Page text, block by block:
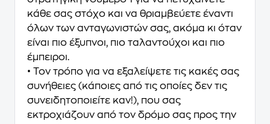
κάθε σας στόχο και να θριαμβεύετε έναντι
όλων των ανταγωνιστών σας, ακόμα κι όταν
είναι πιο έξυπνοι, πιο ταλαντούχοι και πιο
έμπειροι.
• Τον τρόπο για να εξαλείψετε τις κακές σας
συνήθειες (κάποιες από τις οποίες δεν τις
συνειδητοποιείτε καν!), που σας
εκτροχιάζουν από τον δρόμο σας προς την